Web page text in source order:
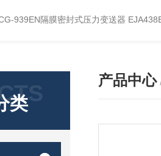
939EN隔膜密封式压力变送器
类
产品中心